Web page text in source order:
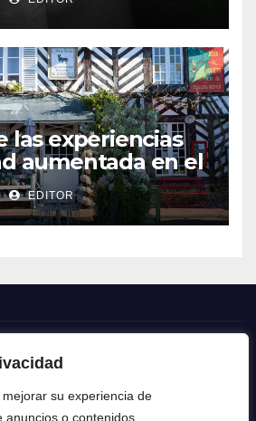
su experiencia de
anuncios o contenidos
las experiencias
aumentada en el
EDITOR